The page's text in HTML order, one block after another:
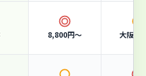
15,000円〜
8,800円〜 大阪市